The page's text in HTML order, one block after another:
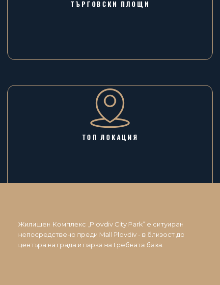
ТЪРГОВСКИ ПЛОЩИ
ТОП ЛОКАЦИЯ
Жилищен Комплекс „Plovdiv City Park” е ситуиран
непосредствено преди Mall Plovdiv - в близост до
центъра на града и парка на Гребната база.